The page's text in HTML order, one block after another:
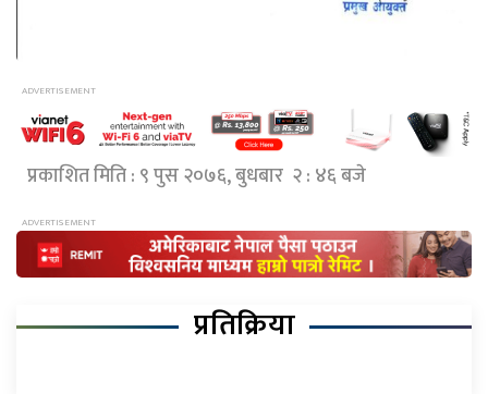
प्रकाशित मिति : ९ पुस २०७६, बुधबार २ : ४६ बजे
प्रतिक्रिया